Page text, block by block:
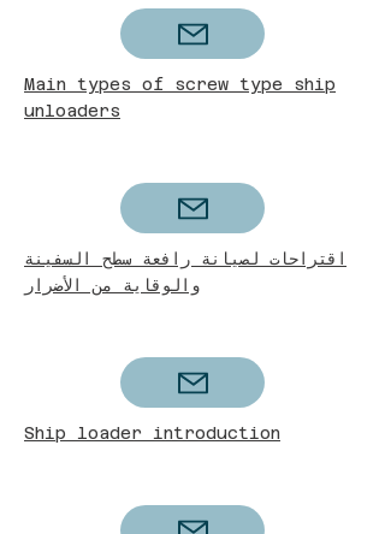
Main types of screw type ship
unloaders
اقتراحات لصيانة رافعة سطح السفينة
والوقاية من الأضرار
​Ship loader introduction